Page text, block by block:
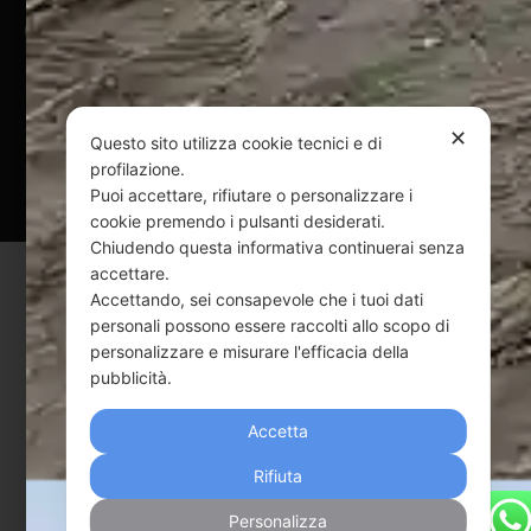
@ Copyright 2024 Webpesca è un brand Intent di Federico
Andrenacci P.Iva 01917920678
Via G. Galilei n. 2 – 64018 Tortoreto TE | REA TE-168019 |
Mail:info@webpesca.it| Pec:federicoandrenacci@pec.it
Questo sito è protetto da Google reCAPTCHA
Privacy Policy eTerms of Servicedi Google.
✕
Questo sito utilizza cookie tecnici e di
profilazione.
Puoi accettare, rifiutare o personalizzare i
cookie premendo i pulsanti desiderati.
Chiudendo questa informativa continuerai senza
accettare.
Accettando, sei consapevole che i tuoi dati
personali possono essere raccolti allo scopo di
personalizzare e misurare l'efficacia della
pubblicità.
Accetta
Rifiuta
Personalizza